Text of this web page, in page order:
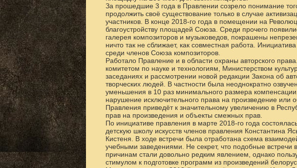
За прошедшие 3 года в Правлении созрело понимание
продолжить своё существование только в случае
участников. В конце 2018-го года в помещении на
благоустройству площадей Союза. Среди прочего
галерея композиторов и музыковедов, покрашены
ничто так не сближает, как совместная работа.
среди членов Союза композиторов.
Работало Правление и в области охраны авторского
комитетом по науке и технологиям, Министерством
заседаниях и рассмотрении новой редакции Закона об
творческих людей. В частности была неоднократно
уменьшения в 10 раз минимального размера
нарушение исключительного права на произведение или
Правления приведёт к значительному увеличению в
прав на произведения и объекты смежных прав.
По инициативе правления в марте 2018-го года
детскую школу искусств членов правления Константина
Кистеня. В ходе встречи была отработана схема
учебными заведениями. Не секрет, что подобные встречи
причинам стали довольно редким явлением, однако
стимулом к подготовке программ из произведений